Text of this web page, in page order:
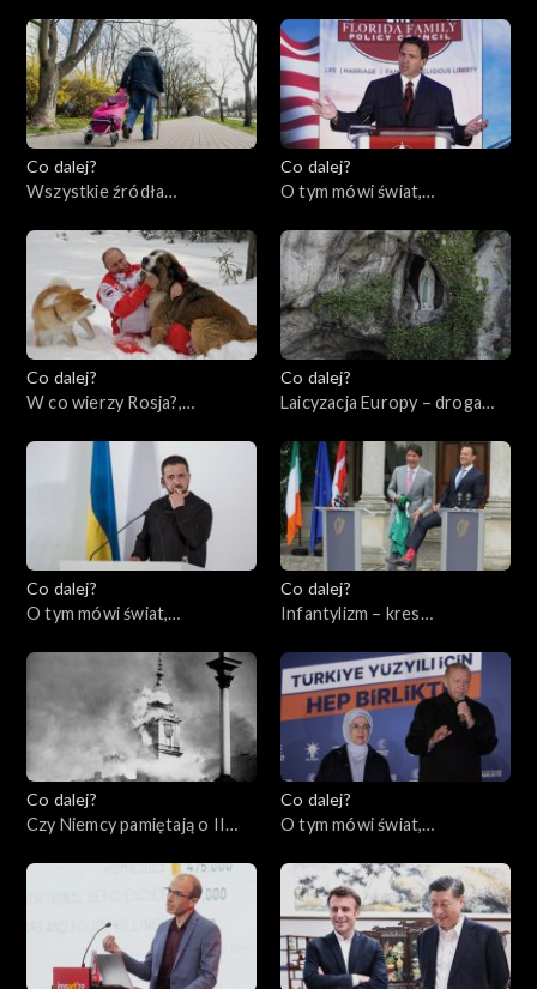
Co dalej?
Wszystkie źródła
Co dalej?
O tym mówi świat,
Co dalej?
W co wierzy Rosja?,
Co dalej?
Laicyzacja Europy – droga
Co dalej?
O tym mówi świat,
Co dalej?
Infantylizm – kres
obywatelskiego, 18.05.2023
Co dalej?
Czy Niemcy pamiętają o II
16.05.2023
Co dalej?
O tym mówi świat,